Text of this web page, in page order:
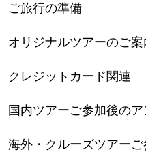
ご旅行の準備
オリジナルツアーのご案
クレジットカード関連
国内ツアーご参加後のア
海外・クルーズツアー